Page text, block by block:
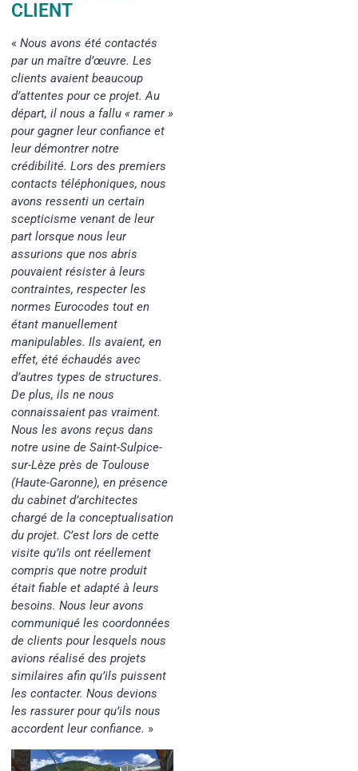
CLIENT
« Nous avons été contactés
par un maître d’œuvre. Les
clients avaient beaucoup
d’attentes pour ce projet. Au
départ, il nous a fallu « ramer »
pour gagner leur confiance et
leur démontrer notre
crédibilité. Lors des premiers
contacts téléphoniques, nous
avons ressenti un certain
scepticisme venant de leur
part lorsque nous leur
assurions que nos abris
pouvaient résister à leurs
contraintes, respecter les
normes Eurocodes tout en
étant manuellement
manipulables. Ils avaient, en
effet, été échaudés avec
d’autres types de structures.
De plus, ils ne nous
connaissaient pas vraiment.
Nous les avons reçus dans
notre usine de Saint-Sulpice-
sur-Lèze près de Toulouse
(Haute-Garonne), en présence
du cabinet d’architectes
chargé de la conceptualisation
du projet. C’est lors de cette
visite qu’ils ont réellement
compris que notre produit
était fiable et adapté à leurs
besoins. Nous leur avons
communiqué les coordonnées
de clients pour lesquels nous
avions réalisé des projets
similaires afin qu’ils puissent
les contacter. Nous devions
les rassurer pour qu’ils nous
accordent leur confiance. »